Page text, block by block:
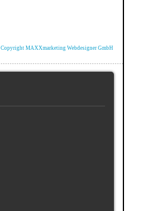
Copyright MAXXmarketing Webdesigner GmbH